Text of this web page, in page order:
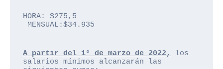
HORA: $275,5
MENSUAL:$34.935
A partir del 1° de marzo de 2022,
los
salarios mínimos alcanzarán las